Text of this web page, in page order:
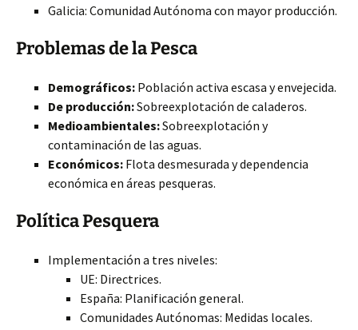
Galicia: Comunidad Autónoma con mayor producción.
Problemas de la Pesca
Demográficos: Población activa escasa y envejecida.
De producción:Sobreexplotación de caladeros.
Medioambientales:Sobreexplotación y
contaminación de las aguas.
Económicos: Flota desmesurada y dependencia
económica en áreas pesqueras.
Política Pesquera
Implementación a tres niveles:
UE: Directrices.
España: Planificación general.
Comunidades Autónomas: Medidas locales.